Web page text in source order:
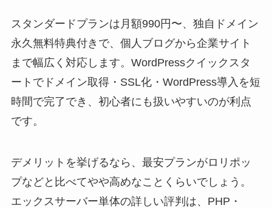
スタンダードプランは月額990円〜、独自ドメイン
永久無料特典付きで、個人ブログから企業サイト
まで幅広く対応します。WordPressクイックスタ
ートでドメイン取得・SSL化・WordPress導入を短
時間で完了でき、初心者にも扱いやすいのが利点
です。
デメリットを挙げるなら、最安プランがロリポッ
プなどと比べてやや高めなことくらいでしょう。
エックスサーバー単体の詳しい評判は、PHP・